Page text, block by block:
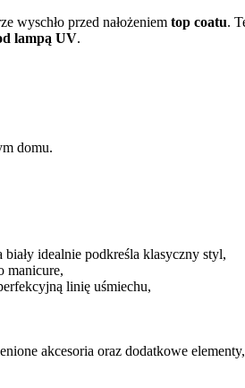
wyschło przed nałożeniem top coatu.
lampą UV.
domu.
idealnie podkreśla klasyczny styl,
manicure,
linię uśmiechu,
akcesoria oraz dodatkowe